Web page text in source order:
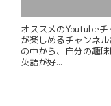
オススメのYoutube
が楽しめるチャンネ
の中から、自分の趣
英語が好...